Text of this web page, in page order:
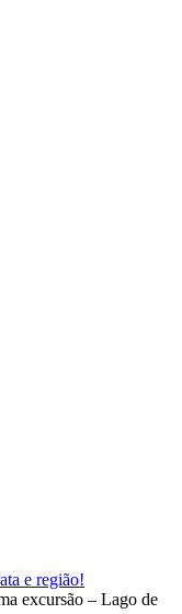
excursão – Lago de